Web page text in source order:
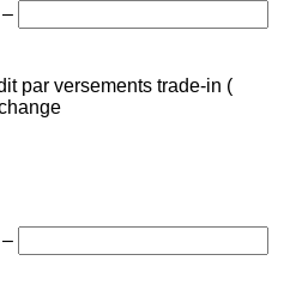
–
par versements trade-in (
–